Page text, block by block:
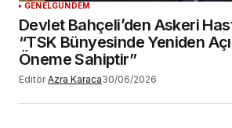
GENELGÜNDEM
Devlet Bahçeli’den Askeri
“TSK Bünyesinde Yeniden
Öneme Sahiptir”
Editör Azra Karaca30/06/2026